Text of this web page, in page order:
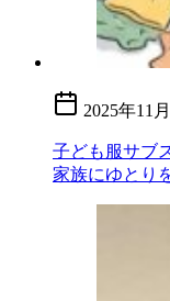
2025年11
子ども服サブ
家族にゆとり